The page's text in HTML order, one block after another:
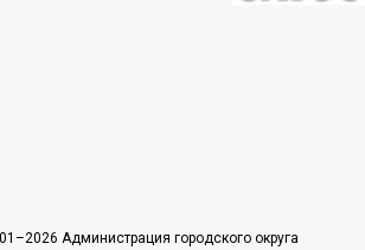
Администрация городского округа